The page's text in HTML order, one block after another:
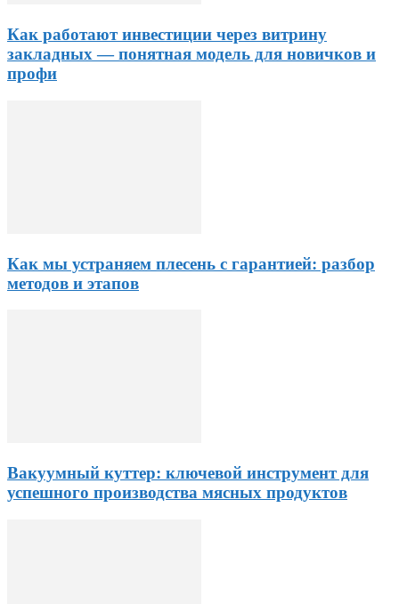
Как работают инвестиции через витрину
закладных — понятная модель для новичков и
профи
Как мы устраняем плесень с гарантией: разбор
методов и этапов
Вакуумный куттер: ключевой инструмент для
успешного производства мясных продуктов